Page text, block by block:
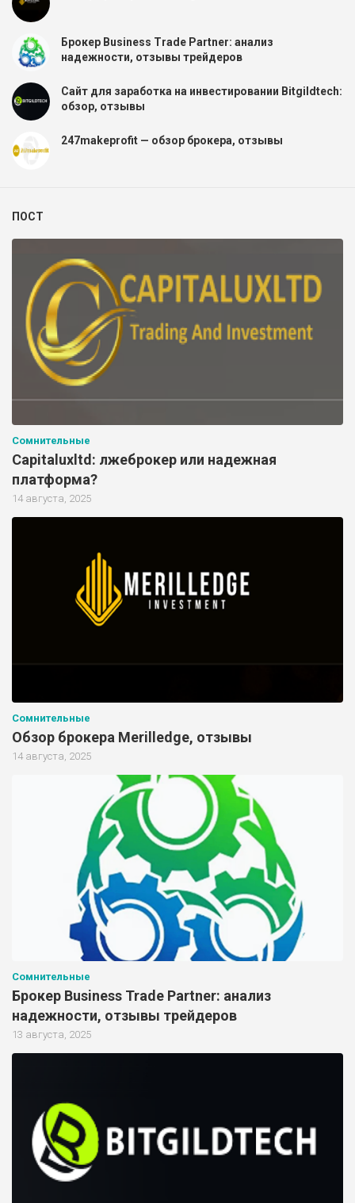
Брокер Business Trade Partner: анализ
надежности, отзывы трейдеров
Сайт для заработка на инвестировании Bitgildtech:
обзор, отзывы
247makeprofit — обзор брокера, отзывы
ПОСТ
Сомнительные
Capitaluxltd: лжеброкер или надежная
платформа?
14 августа, 2025
Сомнительные
Обзор брокера Merilledge, отзывы
14 августа, 2025
Сомнительные
Брокер Business Trade Partner: анализ
надежности, отзывы трейдеров
13 августа, 2025